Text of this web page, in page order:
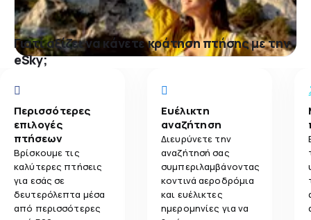
Γιατί αξίζει να κάνετε κράτηση πτήσης με την
eSky;
Περισσότερες
επιλογές
πτήσεων
Βρίσκουμε τις
καλύτερες πτήσεις
για εσάς σε
δευτερόλεπτα μέσα
από περισσότερες
Ευέλικτη
αναζήτηση
Διευρύνετε την
αναζήτησή σας
συμπεριλαμβάνοντας
κοντινά αεροδρόμια
και ευέλικτες
ημερομηνίες για να